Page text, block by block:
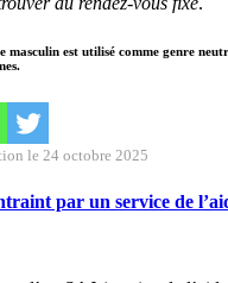
masculin est utilisé comme genre
le 24 octobre 2025
par un service de